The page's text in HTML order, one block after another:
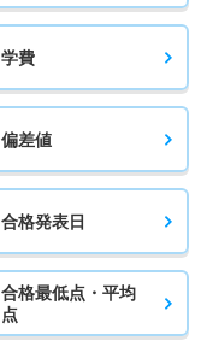
学費
偏差値
合格発表日
合格最低点・平均
点